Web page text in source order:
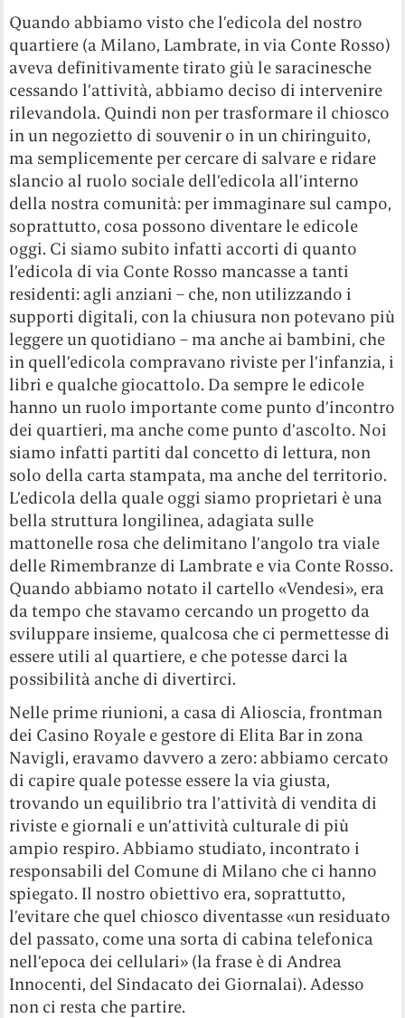
Quando abbiamo visto che l’edicola del nostro
quartiere (a Milano, Lambrate, in via Conte Rosso)
aveva definitivamente tirato giù le saracinesche
cessando l’attività, abbiamo deciso di intervenire
rilevandola. Quindi non per trasformare il chiosco
in un negozietto di souvenir o in un chiringuito,
ma semplicemente per cercare di salvare e ridare
slancio al ruolo sociale dell’edicola all’interno
della nostra comunità: per immaginare sul campo,
soprattutto, cosa possono diventare le edicole
oggi. Ci siamo subito infatti accorti di quanto
l’edicola di via Conte Rosso mancasse a tanti
residenti: agli anziani – che, non utilizzando i
supporti digitali, con la chiusura non potevano più
leggere un quotidiano – ma anche ai bambini, che
in quell’edicola compravano riviste per l’infanzia, i
libri e qualche giocattolo. Da sempre le edicole
hanno un ruolo importante come punto d’incontro
dei quartieri, ma anche come punto d’ascolto. Noi
siamo infatti partiti dal concetto di lettura, non
solo della carta stampata, ma anche del territorio.
L’edicola della quale oggi siamo proprietari è una
bella struttura longilinea, adagiata sulle
mattonelle rosa che delimitano l’angolo tra viale
delle Rimembranze di Lambrate e via Conte Rosso.
Quando abbiamo notato il cartello «Vendesi», era
da tempo che stavamo cercando un progetto da
sviluppare insieme, qualcosa che ci permettesse di
essere utili al quartiere, e che potesse darci la
possibilità anche di divertirci.
Nelle prime riunioni, a casa di Alioscia, frontman
dei Casino Royale e gestore di Elita Bar in zona
Navigli, eravamo davvero a zero: abbiamo cercato
di capire quale potesse essere la via giusta,
trovando un equilibrio tra l’attività di vendita di
riviste e giornali e un’attività culturale di più
ampio respiro. Abbiamo studiato, incontrato i
responsabili del Comune di Milano che ci hanno
spiegato. Il nostro obiettivo era, soprattutto,
l’evitare che quel chiosco diventasse «un residuato
del passato, come una sorta di cabina telefonica
nell’epoca dei cellulari» (la frase è di Andrea
Innocenti, del Sindacato dei Giornalai). Adesso
non ci resta che partire.